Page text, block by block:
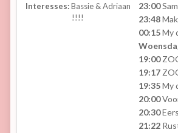
Interesses:Bassie & Adriaan
!!!!
23:00
23:48
00:15My
19:00
19:17
19:35My
20:00
20:30
21:22